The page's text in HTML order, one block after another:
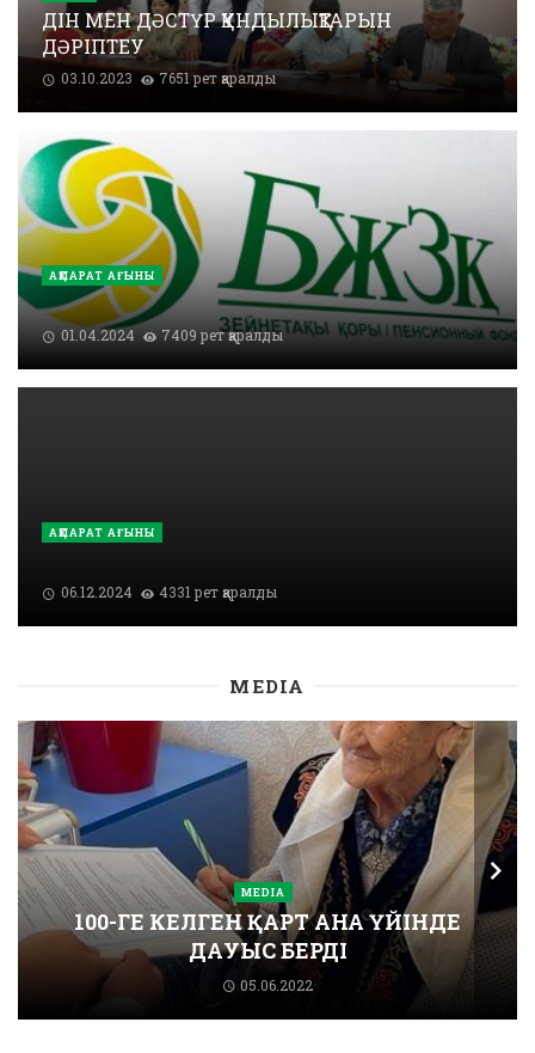
ДІН МЕН ДӘСТҮР ҚҰНДЫЛЫҚТАРЫН
ДӘРІПТЕУ
03.10.2023 7651 рет қаралды
АҚПАРАТ АҒЫНЫ
01.04.2024 7409 рет қаралды
АҚПАРАТ АҒЫНЫ
06.12.2024 4331 рет қаралды
MEDIA
MEDIA
100-ГЕ КЕЛГЕН ҚАРТ АНА ҮЙІНДЕ
ДАУЫС БЕРДІ
05.06.2022